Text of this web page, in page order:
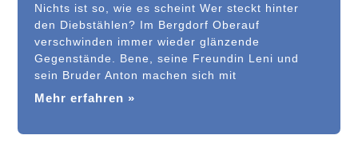
Nichts ist so, wie es scheint Wer steckt hinter
den Diebstählen? Im Bergdorf Oberauf
verschwinden immer wieder glänzende
Gegenstände. Bene, seine Freundin Leni und
sein Bruder Anton machen sich mit
Mehr erfahren »